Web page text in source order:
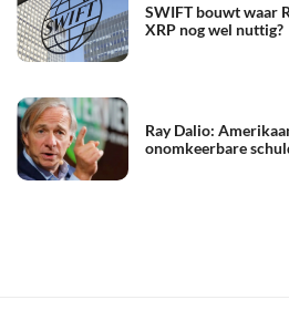
SWIFT bouwt waar
XRP nog wel nuttig?
Ray Dalio:
onomkeerbare